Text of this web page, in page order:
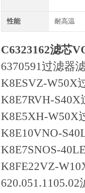
性能 耐高温
C6323162滤芯
6370591过滤器
K8ESVZ-W50X
K8E7RVH-
K8E5XH-W50X
K8E10VNO-
K8E7SNOS-
K8FE22VZ-